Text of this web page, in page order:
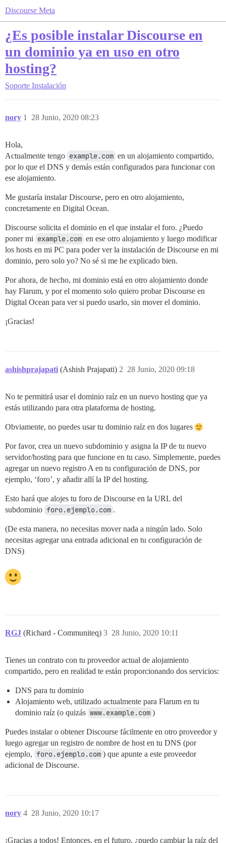
Discourse Meta
¿Es posible instalar Discourse en
un dominio ya en uso en otro
hosting?
Soporte Instalación
nory 28 Junio, 2020 08:23
1
Hola,
Actualmente tengo example.com en un alojamiento compartido,
por lo que el DNS y demás están configurados para funcionar con
ese alojamiento.
Me gustaría instalar Discourse, pero en otro alojamiento,
concretamente en Digital Ocean.
Discourse solicita el dominio en el que instalar el foro. ¿Puedo
poner mi example.com en ese otro alojamiento y luego modificar
los hosts en mi PC para poder ver la instalación de Discourse en mi
dominio, pero solo yo? No sé si me he explicado bien.
Por ahora, de hecho, mi dominio está en otro alojamiento donde
hay Flarum, y por el momento solo quiero probar Discourse en
Digital Ocean para ver si puedo usarlo, sin mover el dominio.
¡Gracias!
ashishprajapati (Ashish Prajapati) 28 Junio, 2020 09:18
2
No te permitirá usar el dominio raíz en un nuevo hosting que ya
estás utilizando para otra plataforma de hosting.
Obviamente, no puedes usar tu dominio raíz en dos lugares
Por favor, crea un nuevo subdominio y asigna la IP de tu nuevo
servidor/hosting para que funcione en tu caso. Simplemente, puedes
agregar un nuevo registro A en tu configuración de DNS, por
ejemplo, ‘foro’, y añadir allí la IP del hosting.
Esto hará que alojes tu foro de Discourse en la URL del
subdominio foro.ejemplo.com .
(De esta manera, no necesitas mover nada a ningún lado. Solo
necesitas agregar una entrada adicional en tu configuración de
DNS)
RGJ (Richard - Communiteq) 28 Junio, 2020 10:11
3
Tienes un contrato con tu proveedor actual de alojamiento
compartido, pero en realidad te están proporcionando dos servicios:
DNS para tu dominio
Alojamiento web, utilizado actualmente para Flarum en tu
dominio raíz (o quizás www.example.com )
Puedes instalar o obtener Discourse fácilmente en otro proveedor y
luego agregar un registro de nombre de host en tu DNS (por
ejemplo, foro.ejemplo.com ) que apunte a este proveedor
adicional de Discourse.
nory 28 Junio, 2020 10:17
4
¡Gracias a todos! Entonces, en el futuro, ¿puedo cambiar la raíz del